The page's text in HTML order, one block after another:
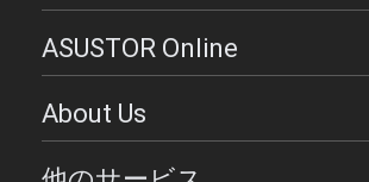
ASUSTOR Online
About Us